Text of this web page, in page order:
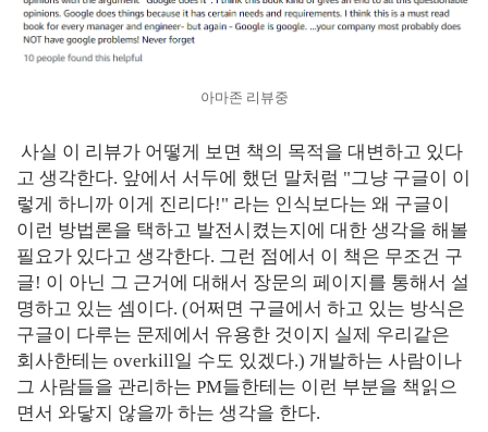
아마존 리뷰중
사실 이 리뷰가 어떻게 보면 책의 목적을 대변하고 있다
고 생각한다. 앞에서 서두에 했던 말처럼 "그냥 구글이 이
렇게 하니까 이게 진리다!" 라는 인식보다는 왜 구글이
이런 방법론을 택하고 발전시켰는지에 대한 생각을 해볼
필요가 있다고 생각한다. 그런 점에서 이 책은 무조건 구
글! 이 아닌 그 근거에 대해서 장문의 페이지를 통해서 설
명하고 있는 셈이다. (어쩌면 구글에서 하고 있는 방식은
구글이 다루는 문제에서 유용한 것이지 실제 우리같은
회사한테는 overkill일 수도 있겠다.) 개발하는 사람이나
그 사람들을 관리하는 PM들한테는 이런 부분을 책읽으
면서 와닿지 않을까 하는 생각을 한다.